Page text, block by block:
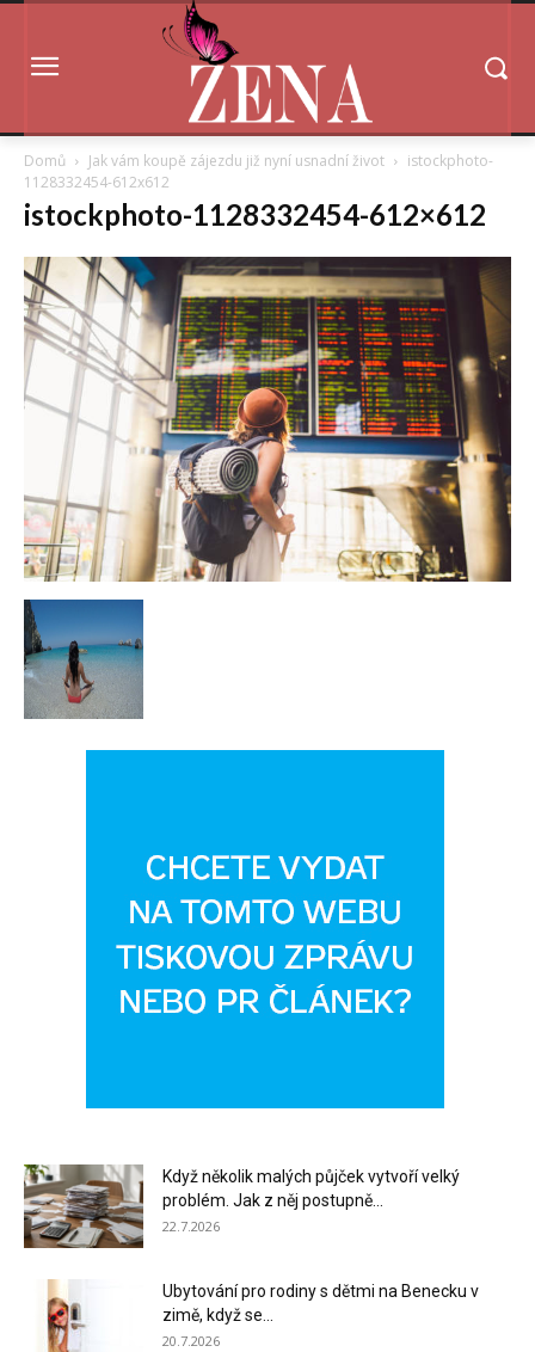
Domů Jak vám koupě zájezdu již nyní usnadní život
istockphoto-
1128332454-612x612
istockphoto-1128332454-612×612
Když několik malých půjček vytvoří velký
problém. Jak z něj postupně...
22.7.2026
Ubytování pro rodiny s dětmi na Benecku v
zimě, když se...
20.7.2026